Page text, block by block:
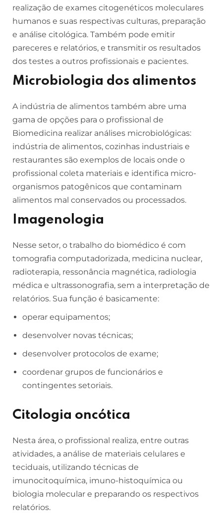
realização de exames citogenéticos moleculares
humanos e suas respectivas culturas, preparação
e análise citológica. Também pode emitir
pareceres e relatórios, e transmitir os resultados
dos testes a outros profissionais e pacientes.
Microbiologia dos alimentos
A indústria de alimentos também abre uma
gama de opções para o profissional de
Biomedicina realizar análises microbiológicas:
indústria de alimentos, cozinhas industriais e
restaurantes são exemplos de locais onde o
profissional coleta materiais e identifica micro-
organismos patogênicos que contaminam
alimentos mal conservados ou processados.
Imagenologia
Nesse setor, o trabalho do biomédico é com
tomografia computadorizada, medicina nuclear,
radioterapia, ressonância magnética, radiologia
médica e ultrassonografia, sem a interpretação de
relatórios. Sua função é basicamente:
operar equipamentos;
desenvolver novas técnicas;
desenvolver protocolos de exame;
coordenar grupos de funcionários e
contingentes setoriais.
Citologia oncótica
Nesta área, o profissional realiza, entre outras
atividades, a análise de materiais celulares e
teciduais, utilizando técnicas de
imunocitoquímica, imuno-histoquímica ou
biologia molecular e preparando os respectivos
relatórios.